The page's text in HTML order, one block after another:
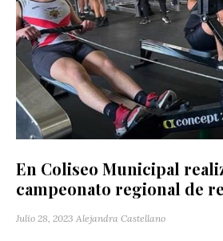
En Coliseo Municipal
campeonato regional de
Julio 28, 2023 Alejandra Castellano